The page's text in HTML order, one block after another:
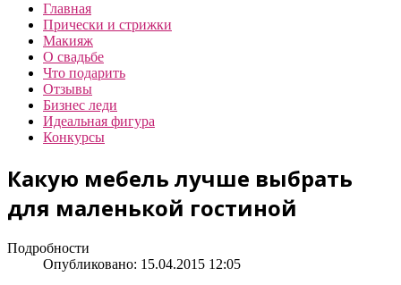
Главная
Прически и стрижки
Макияж
О свадьбе
Что подарить
Отзывы
Бизнес леди
Идеальная фигура
Конкурсы
Какую мебель лучше выбрать
для маленькой гостиной
Подробности
Опубликовано: 15.04.2015 12:05